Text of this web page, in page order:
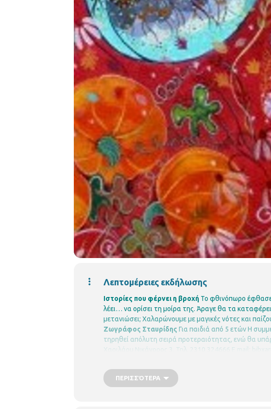
Λεπτομέρειες εκδήλωσης
Ιστορίες που φέρνει η βροχή Το φθινόπωρο έφθασε
λέει… να ορίσει τη μοίρα της. Άραγε θα τα
μετανιώσει; Χαλαρώνουμε με μαγικές νότες και
Ζωγράφος Σταυρίδης Για παιδιά από 5 ετώνΗ
τηρηθεί απόλυτη σειρά προτεραιότητας, ενώ θα
Χαριλάου
Νικάνορος 3, Τηλ. 2310 324666 E mail:
ΠΕΡΙΣΣΌΤΕΡΑ